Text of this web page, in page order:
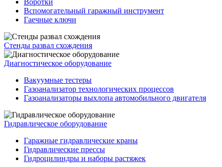
Воротки
Вспомогательный гаражный инструмент
Гаечные ключи
Стенды развал схождения
Диагностическое оборудование
Вакуумные тестеры
Газоанализатор технологических процессов
Газоанализаторы выхлопа автомобильного двигателя
Гидравлическое оборудование
Гаражные гидравлические краны
Гидравлические прессы
Гидроцилиндры и наборы растяжек